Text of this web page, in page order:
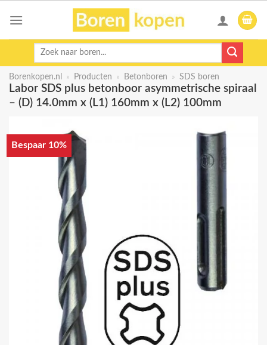
Zoeken
Borenkopen.nl » Producten » Betonboren » SDS boren
Labor SDS plus betonboor asymmetrische spiraal
– (D) 14.0mm x (L1) 160mm x (L2) 100mm
Bespaar 10%